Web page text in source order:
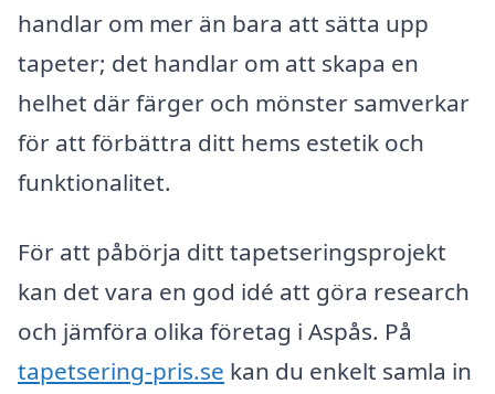
handlar om mer än bara att sätta upp
tapeter; det handlar om att skapa en
helhet där färger och mönster samverkar
för att förbättra ditt hems estetik och
funktionalitet.
För att påbörja ditt tapetseringsprojekt
kan det vara en god idé att göra research
och jämföra olika företag i Aspås. På
tapetsering-pris.se kan du enkelt samla in